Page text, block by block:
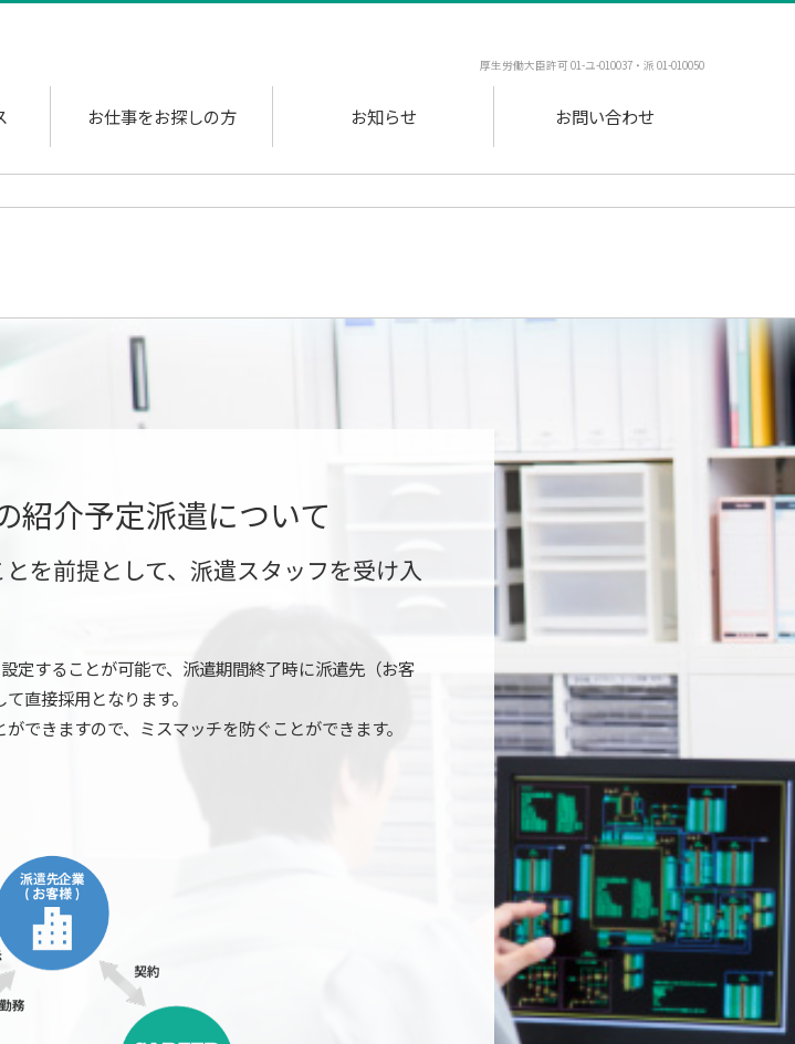
厚生労働大臣許可 01-ユ-010037・派 01-010050
お仕事をお探しの方 お知らせ お問い合わせ
紹介予定派遣について
を前提として、派遣スタッフを受け入
定することが可能で、派遣期間終了時に派遣先（お客
直接採用となります。
できますので、ミスマッチを防ぐことができます。